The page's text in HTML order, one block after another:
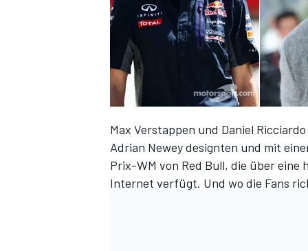
Max Verstappen und Daniel
Adrian Newey designten und mit
Prix-WM von Red Bull, die über
Internet verfügt. Und wo die Fans